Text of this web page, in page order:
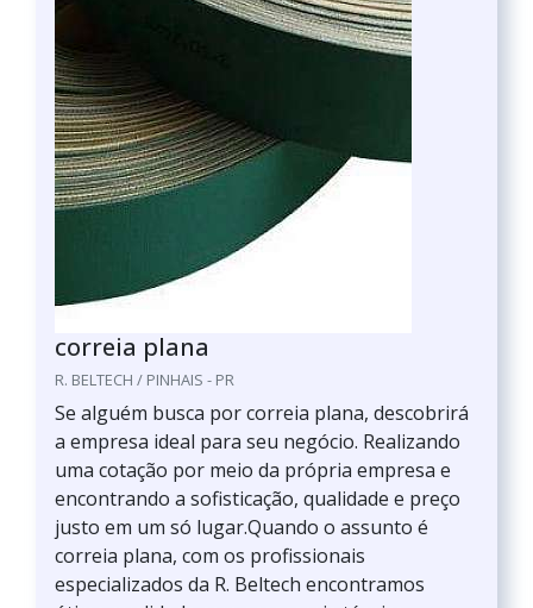
correia plana
R. BELTECH / PINHAIS - PR
Se alguém busca por correia plana, descobrirá
a empresa ideal para seu negócio. Realizando
uma cotação por meio da própria empresa e
encontrando a sofisticação, qualidade e preço
justo em um só lugar.Quando o assunto é
correia plana, com os profissionais
especializados da R. Beltech encontramos